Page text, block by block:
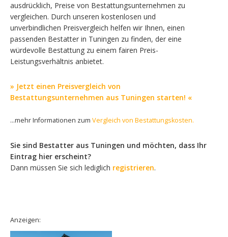
ausdrücklich, Preise von Bestattungsunternehmen zu
vergleichen. Durch unseren kostenlosen und
unverbindlichen Preisvergleich helfen wir Ihnen, einen
passenden Bestatter in Tuningen zu finden, der eine
würdevolle Bestattung zu einem fairen Preis-
Leistungsverhältnis anbietet.
» Jetzt einen Preisvergleich von
Bestattungsunternehmen aus Tuningen starten! «
...mehr Informationen zum Vergleich von Bestattungskosten.
Sie sind Bestatter aus Tuningen und möchten, dass Ihr
Eintrag hier erscheint?
Dann müssen Sie sich lediglich registrieren.
Anzeigen: